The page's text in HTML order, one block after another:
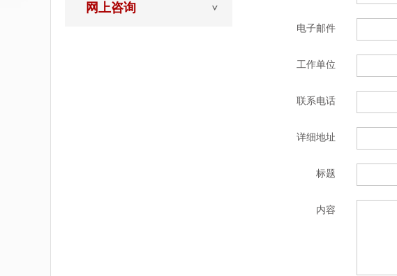
网上咨询
电子邮件
工作单位
联系电话
详细地址
标题
内容